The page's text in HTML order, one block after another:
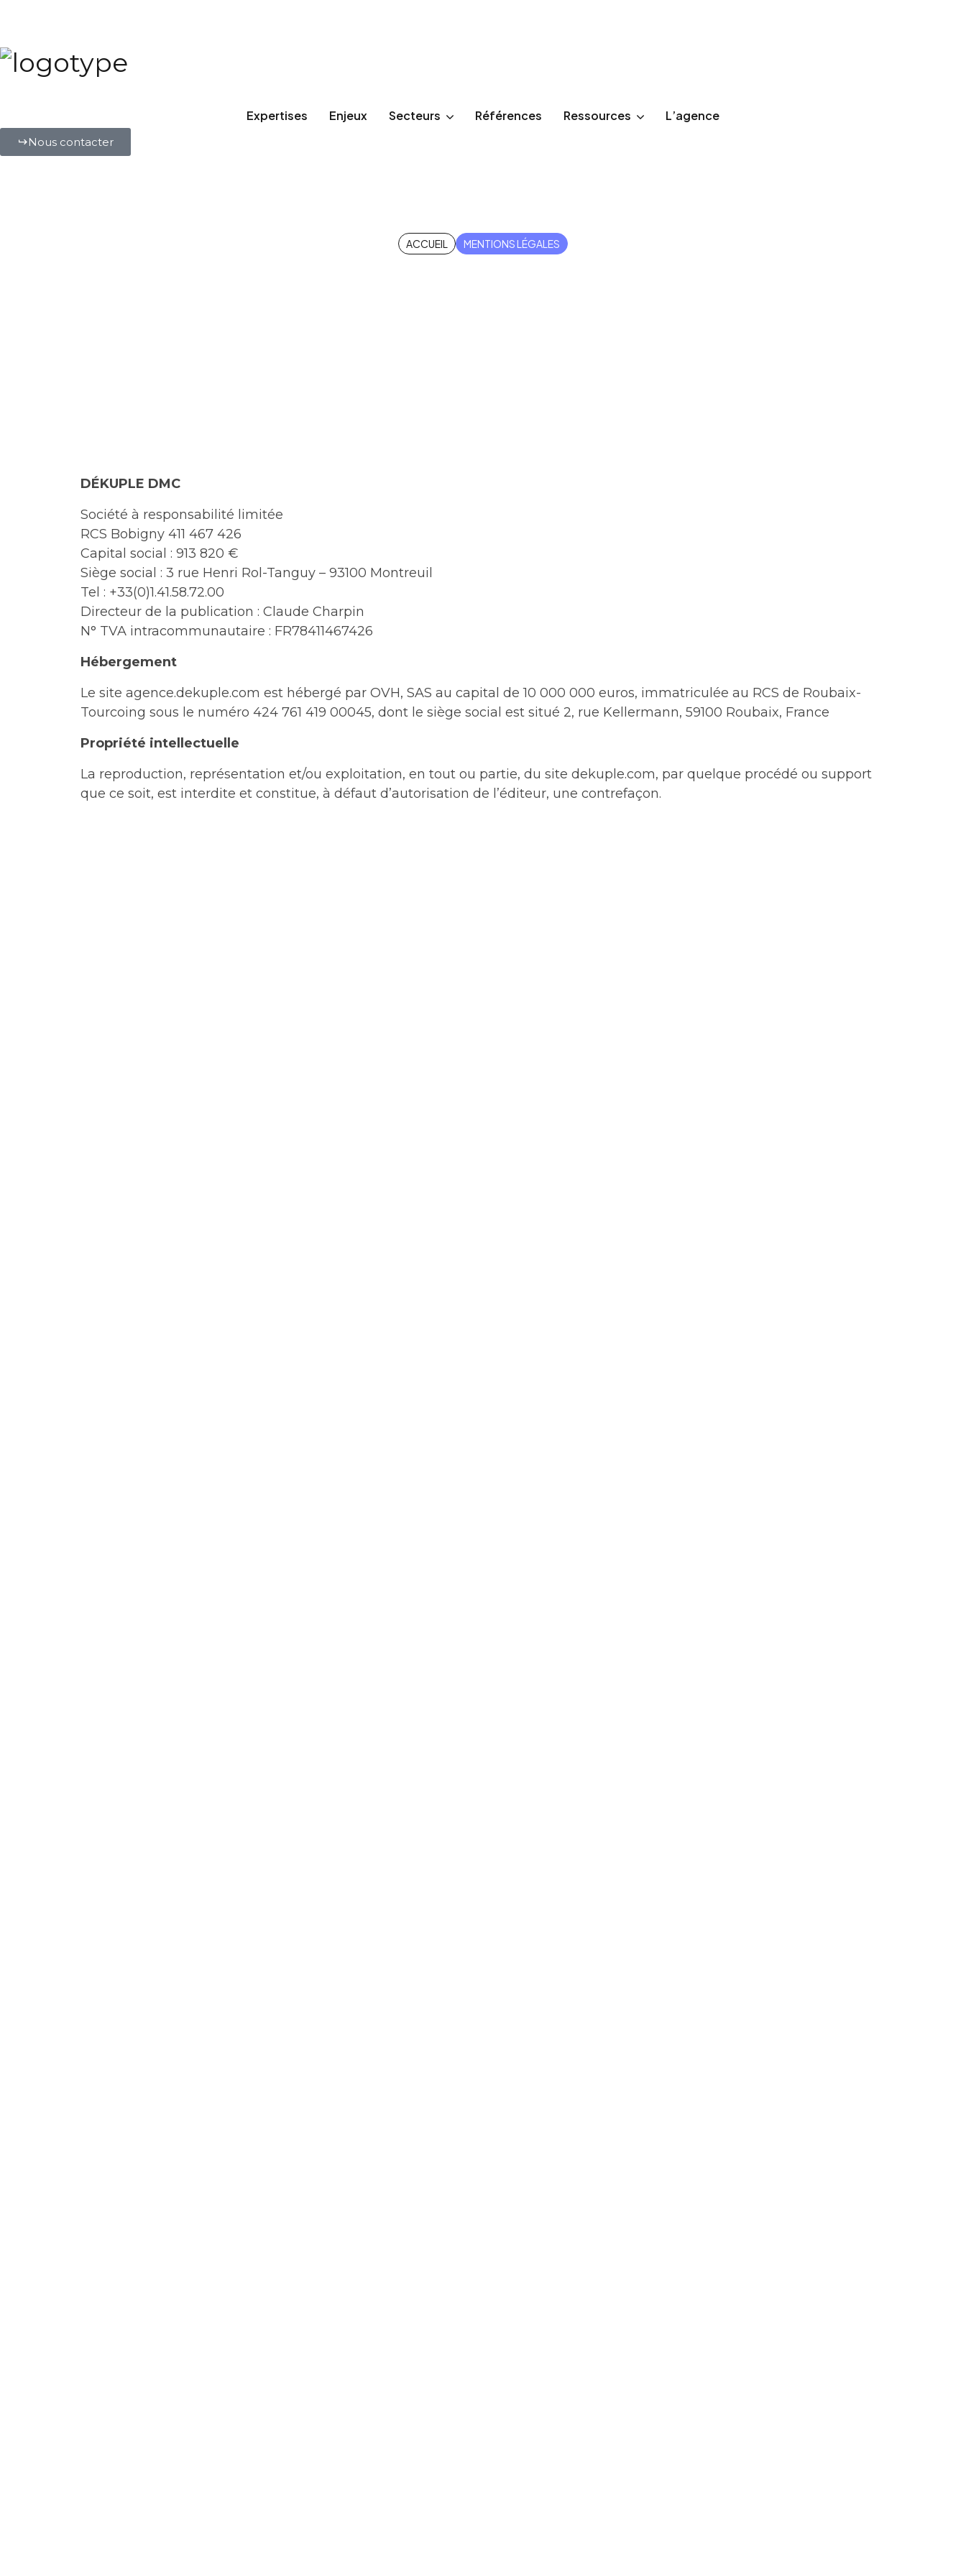
Expertises Enjeux Secteurs Références Ressources L’agence
Nous contacter
ACCUEIL MENTIONS LÉGALES
DÉKUPLE DMC
Société à responsabilité limitée
RCS Bobigny 411 467 426
Capital social : 913 820 €
Siège social : 3 rue Henri Rol-Tanguy – 93100 Montreuil
Tel : +33(0)1.41.58.72.00
Directeur de la publication : Claude Charpin
N° TVA intracommunautaire : FR78411467426
Hébergement
Le site agence.dekuple.com est hébergé par OVH, SAS au capital de 10 000 000 euros, immatriculée au RCS de Roubaix-
Tourcoing sous le numéro 424 761 419 00045, dont le siège social est situé 2, rue Kellermann, 59100 Roubaix, France
Propriété intellectuelle
La reproduction, représentation et/ou exploitation, en tout ou partie, du site dekuple.com, par quelque procédé ou support
que ce soit, est interdite et constitue, à défaut d’autorisation de l’éditeur, une contrefaçon.